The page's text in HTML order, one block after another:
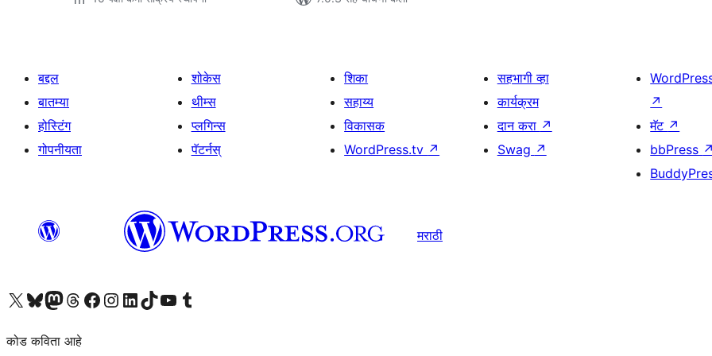
बद्दल
बातम्या
होस्टिंग
गोपनीयता
शोकेस
थीम्स
प्लगिन्स
पॅटर्नस्
शिका
सहाय्य
विकासक
WordPress.tv ↗
सहभागी व्हा
कार्यक्रम
दान करा ↗
Swag ↗
↗
मॅट ↗
bbPress ↗
मराठी
आमच्या X (एक्स) (पूर्वीचे ट्विटर) खात्याला भेट द्या आमच्या ब्लूस्की खात्याला भेट द्या.आमच्या Mastodon खात्याला भेट द्या.आमच्या थ्रेड्स खात्याला भेट द्या. आमच्या फेसबुक पेजला भेट द्या आमच्या इंस्टाग्राम खात्याला भेट द्या आमच्या लिंक्डइन खात्याला भेट द्या आमच्या टिकटॉक अकाउंटला भेट द्या.आमच्या यूट्यूब चॅनेलला भेट द्या आमच्या टंबलर खात्याला भेट द्या.
कोड कविता आहे